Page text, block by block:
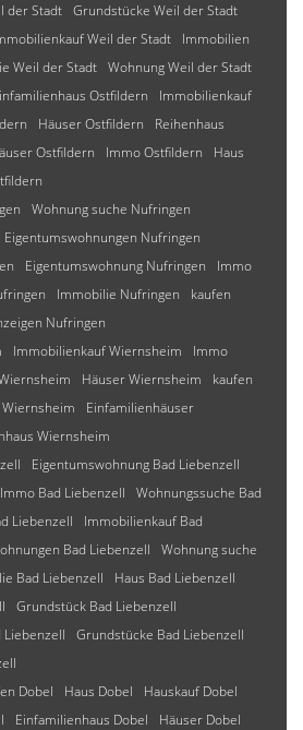
der Stadt Grundstücke Weil der Stadt
Weil der Stadt
Immobilien
Weil der Stadt Wohnung Weil der Stadt
Ostfildern
Immobilienkauf
Häuser Ostfildern
Reihenhaus
Ostfildern Immo Ostfildern
Haus
Wohnung suche Nufringen
Eigentumswohnungen Nufringen
Eigentumswohnung Nufringen
Immo
Immobilie Nufringen
kaufen
Nufringen
Immobilienkauf Wiernsheim
Immo
Häuser Wiernsheim
kaufen
Einfamilienhäuser
Wiernsheim
Eigentumswohnung Bad Liebenzell
Immo Bad Liebenzell
Wohnungssuche Bad
Liebenzell
Immobilienkauf Bad
Bad Liebenzell
Wohnung suche
Bad Liebenzell
Haus Bad Liebenzell
Grundstück Bad Liebenzell
Liebenzell
Grundstücke Bad Liebenzell
Dobel Haus Dobel
Hauskauf Dobel
Einfamilienhaus Dobel
Häuser Dobel